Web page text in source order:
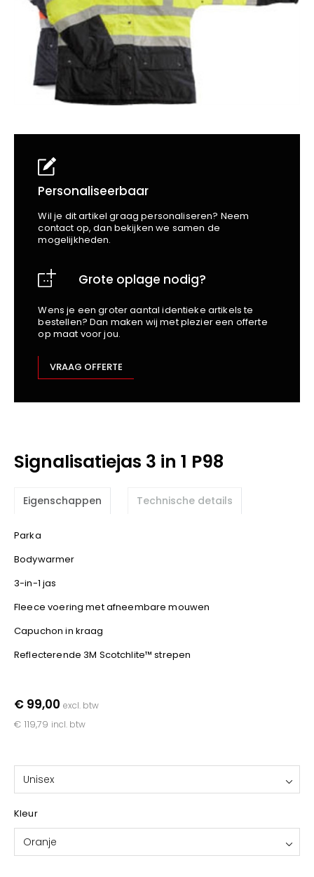
School BusinessWellness Kapper
Bata
Beechfield
Blakläder
Claude
Craft
Edge Safety
Harvest
Heckel
Hydrowear
Jassz
Kariban
M-Safe
OXXA
Premier
Projob
Result
Safety Jogger
Sioen
TowelCity
YOKO
Personaliseerbaar
Wil je dit artikel graag personaliseren? Neem
contact op, dan bekijken we samen de
mogelijkheden.
Grote oplage nodig?
Wens je een groter aantal identieke artikels te
bestellen? Dan maken wij met plezier een offerte
op maat voor jou.
VRAAG OFFERTE
Signalisatiejas 3 in 1 P98
Eigenschappen Technische details
Parka
Bodywarmer
3-in-1 jas
Fleece voering met afneembare mouwen
Capuchon in kraag
Reflecterende 3M Scotchlite™ strepen
€ 99,00 excl. btw
€ 119,79 incl. btw
Unisex
Kleur
Oranje